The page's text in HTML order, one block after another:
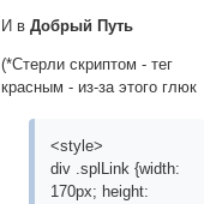
И вДобрый Путь
(*Cтерли скриптом - тег
красным - из-за этого глюк
<style>
div .splLink {width:
170px; height: